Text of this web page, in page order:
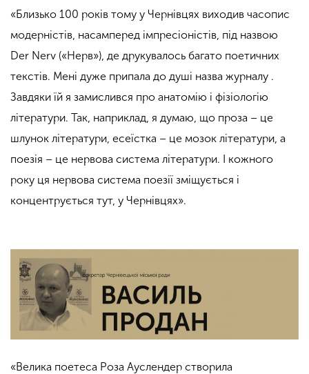
«Близько 100 років тому у Чернівцях виходив часопис
модерністів, насамперед імпресіоністів, під назвою
Der Nerv («Нерв»), де друкувалось багато поетичних
текстів. Мені дуже припала до душі назва журналу .
Завдяки їй я замислився про анатомію і фізіологію
літератури. Так, наприклад, я думаю, що проза – це
шлунок літератури, есеїстка – це мозок літератури, а
поезія – це нервова система літератури. І кожного
року ця нервова система поезії зміщується і
концентрується тут, у Чернівцях».
«Велика поетеса Роза Ауслендер створила